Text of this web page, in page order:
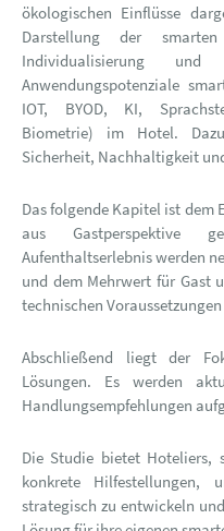
ökologischen Einflüsse
Darstellung der
Individualisierung
Anwendungspotenziale
IOT, BYOD, KI,
Biometrie) im Hotel.
Sicherheit, Nachhaltigkeit
Das folgende Kapitel ist dem
aus Gastperspektive
Aufenthaltserlebnis werden
und dem Mehrwert für Gast
technischen
Abschließend liegt der
Lösungen. Es werden
Handlungsempfehlungen
Die Studie bietet Hoteliers,
konkrete Hilfestellungen,
strategisch zu entwickeln